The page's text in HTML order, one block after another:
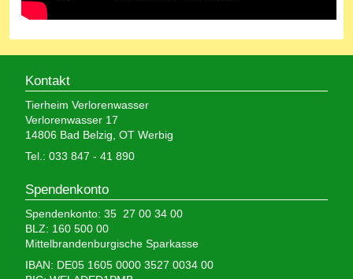
Kontakt
Tierheim Verlorenwasser
Verlorenwasser 17
14806 Bad Belzig, OT Werbig
Tel.: 033 847 - 41 890
Spendenkonto
Spendenkonto: 35 27 00 34 00
BLZ: 160 500 00
Mittelbrandenburgische Sparkasse
IBAN: DE05 1605 0000 3527 0034 00